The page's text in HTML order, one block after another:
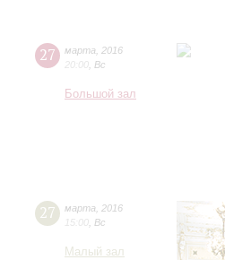
27 марта
2016
20:00 Вс
Большой зал
27 марта
2016
15:00 Вс
Малый зал